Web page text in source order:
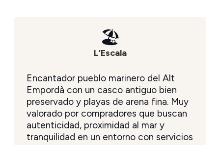
🏖
L’Escala
Encantador pueblo marinero del Alt
Empordà con un casco antiguo bien
preservado y playas de arena fina. Muy
valorado por compradores que buscan
autenticidad, proximidad al mar y
tranquilidad en un entorno con servicios